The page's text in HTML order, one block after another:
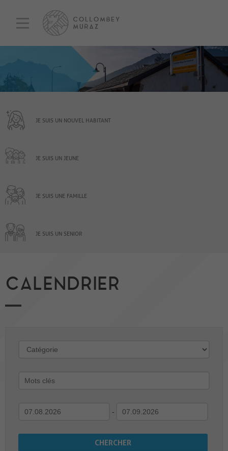
JE SUIS UN NOUVEL HABITANT
JE SUIS UN JEUNE
JE SUIS UNE FAMILLE
JE SUIS UN SENIOR
CALENDRIER
-